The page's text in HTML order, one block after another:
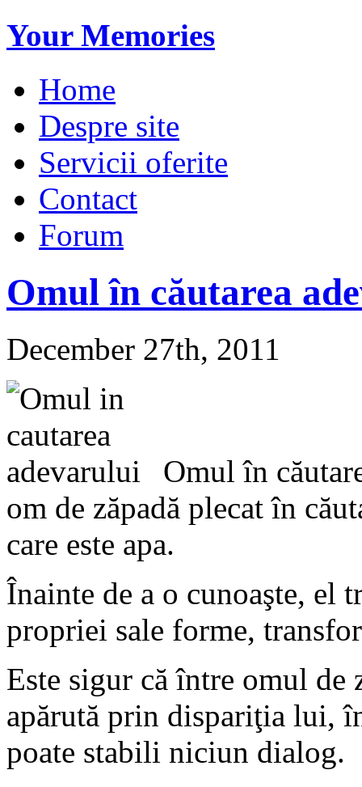
Your Memories
Home
Despre site
Servicii oferite
Contact
Forum
Omul în căutarea
December 27th, 2011
Omul în
om de zăpadă plecat în
care este apa.
Înainte de a o cunoaşte, el
propriei sale forme,
Este sigur că între omul de
apărută prin dispariţia lui,
poate stabili niciun dialog.